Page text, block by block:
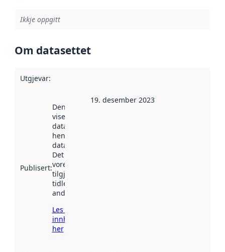
Ikkje oppgitt
Om datasettet
Utgjevar:
Publisert:
Denne datoen
viser når
datasettet vart
henta inn av
data.norge.no.
Det kan ha
vore
tilgjengeleg
tidlegare
andre stader.
Les meir om
innhenting
her
19. desember 2023